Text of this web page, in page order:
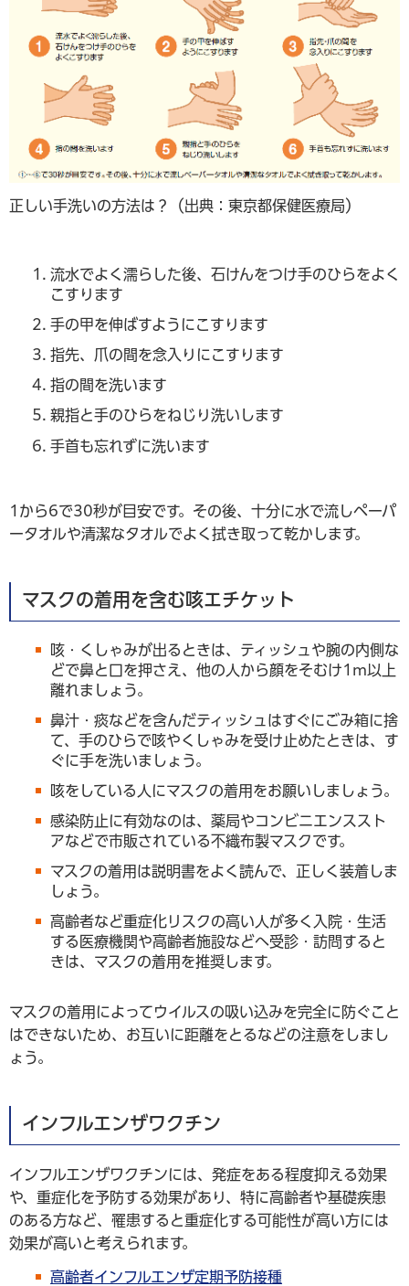
正しい手洗いの方法は？（出典：東京都保健医療局）
流水でよく濡らした後、石けんをつけ手のひらをよく
こすります
手の甲を伸ばすようにこすります
指先、爪の間を念入りにこすります
指の間を洗います
親指と手のひらをねじり洗いします
手首も忘れずに洗います
1から6で30秒が目安です。その後、十分に水で流しペーパ
ータオルや清潔なタオルでよく拭き取って乾かします。
マスクの着用を含む咳エチケット
咳・くしゃみが出るときは、ティッシュや腕の内側な
どで鼻と口を押さえ、他の人から顔をそむけ1m以上
離れましょう。
鼻汁・痰などを含んだティッシュはすぐにごみ箱に捨
て、手のひらで咳やくしゃみを受け止めたときは、す
ぐに手を洗いましょう。
咳をしている人にマスクの着用をお願いしましょう。
感染防止に有効なのは、薬局やコンビニエンススト
アなどで市販されている不織布製マスクです。
マスクの着用は説明書をよく読んで、正しく装着しま
しょう。
高齢者など重症化リスクの高い人が多く入院・生活
する医療機関や高齢者施設などへ受診・訪問すると
きは、マスクの着用を推奨します。
マスクの着用によってウイルスの吸い込みを完全に防ぐこと
はできないため、お互いに距離をとるなどの注意をしまし
ょう。
インフルエンザワクチン
インフルエンザワクチンには、発症をある程度抑える効果
や、重症化を予防する効果があり、特に高齢者や基礎疾患
のある方など、罹患すると重症化する可能性が高い方には
効果が高いと考えられます。
高齢者インフルエンザ定期予防接種